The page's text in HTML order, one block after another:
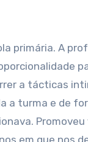
a tácticas
a turma e de
em que nos